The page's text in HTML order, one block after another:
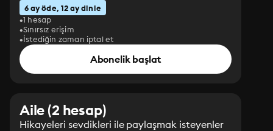
6 ay öde, 12 ay dinle
1 hesap
Sınırsız erişim
İstediğin zaman iptal et
Abonelik başlat
Aile (2 hesap)
Hikayeleri sevdikleri ile paylaşmak isteyenler